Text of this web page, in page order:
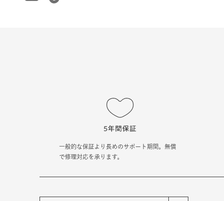
一般的な保証より長めのサポート期間。無償
で修理対応を承ります。